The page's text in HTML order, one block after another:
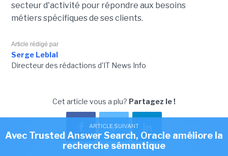
secteur d'activité pour répondre aux besoins
métiers spécifiques de ses clients.
Article rédigé par
Serge Leblal
Directeur des rédactions d'IT News Info
Cet article vous a plu? Partagez le !
ARTICLE SUIVANT
Avec Trusted Answer Search, Oracle améliore la
recherche sémantique